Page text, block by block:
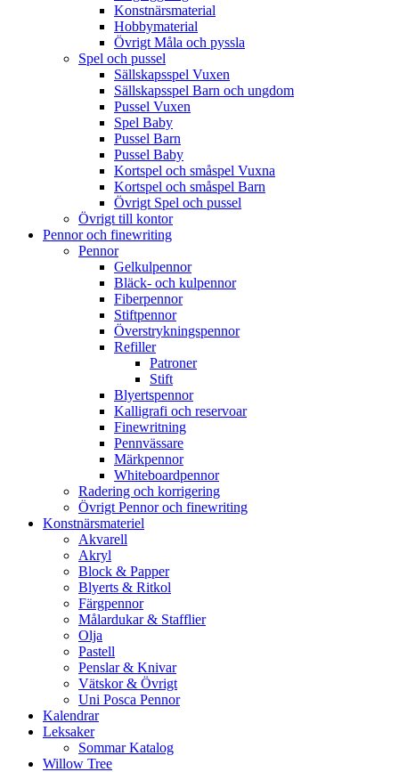
Konstnärsmaterial
Hobbymaterial
Övrigt Måla och pyssla
Spel och pussel
Sällskapsspel Vuxen
Sällskapsspel Barn och ungdom
Pussel Vuxen
Spel Baby
Pussel Barn
Pussel Baby
Kortspel och småspel Vuxna
Kortspel och småspel Barn
Övrigt Spel och pussel
Övrigt till kontor
Pennor och finewriting
Pennor
Gelkulpennor
Bläck- och kulpennor
Fiberpennor
Stiftpennor
Överstrykningspennor
Refiller
Patroner
Stift
Blyertspennor
Kalligrafi och reservoar
Finewritning
Pennvässare
Märkpennor
Whiteboardpennor
Radering och korrigering
Övrigt Pennor och finewriting
Konstnärsmateriel
Akvarell
Akryl
Block & Papper
Blyerts & Ritkol
Färgpennor
Målardukar & Stafflier
Olja
Pastell
Penslar & Knivar
Vätskor & Övrigt
Uni Posca Pennor
Kalendrar
Leksaker
Sommar Katalog
Willow Tree